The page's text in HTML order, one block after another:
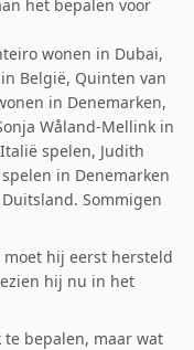
het bepalen voor
wonen in Dubai,
België, Quinten van
in Denemarken,
Wåland-Mellink in
spelen, Judith
in Denemarken
Sommigen
hij eerst hersteld
hij nu in het
te bepalen, maar wat